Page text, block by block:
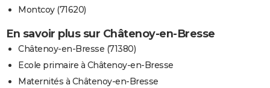
Montcoy (71620)
En savoir plus sur Châtenoy-en-Bresse
Châtenoy-en-Bresse (71380)
Ecole primaire à Châtenoy-en-Bresse
Maternités à Châtenoy-en-Bresse